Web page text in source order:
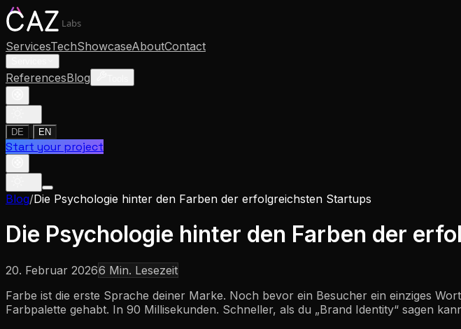
Labs
ServicesTechShowcaseAboutContact
ReferencesBlog
DE EN
Start your project
Blog/Die Psychologie hinter den Farben der erfolgreichsten Startups
Die Psychologie hinter den Farben der
20. Februar 20266 Min. Lesezeit
Farbe ist die erste Sprache deiner Marke. Noch bevor ein Besucher ein einziges
Farbpalette gehabt. In 90 Millisekunden. Schneller, als du „Brand Identity“ sagen